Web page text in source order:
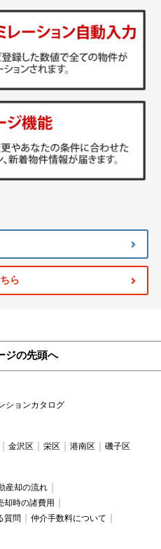
ら
ジの先頭へ
ションカタログ
金沢区 栄区 港南区 磯子区
産却の流れ
却時の諸費用
質問
仲介手数料について